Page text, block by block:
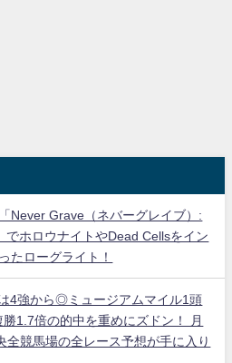
Never Grave（ネバーグレイブ）:
ホロウナイトやDead Cellsをイン
たローグライト！
4強から◎ミュージアムマイル1頭
1.7倍の的中を重めにズドン！ 月
全競馬場の全レース予想が手に入り